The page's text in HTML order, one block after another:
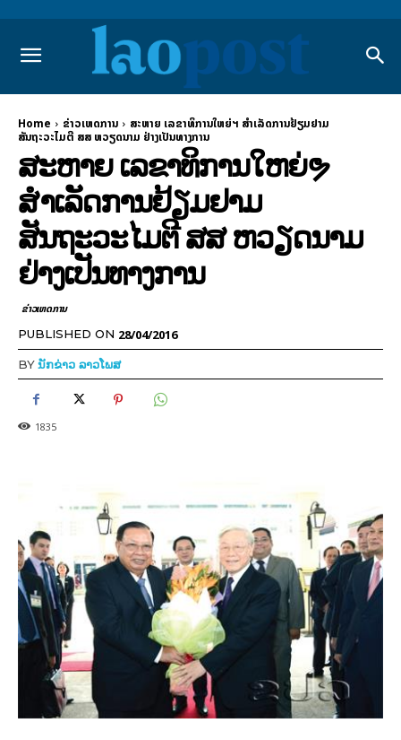
Home ຂ່າວເຫດການ
ສະຫາຍ ເລຂາທິການໃຫຍ່ຯ ສຳເລັດການຢ້ຽມຢາມ
ສັນຖະວະໄມຕີ ສສ ຫວຽດນາມ ຢ່າງເປັນທາງການ
ສະຫາຍ ເລຂາທິການໃຫຍ່ຯ
ສຳເລັດການຢ້ຽມຢາມ
ສັນຖະວະໄມຕີ ສສ ຫວຽດນາມ
ຢ່າງເປັນທາງການ
ຂ່າວເຫດການ
PUBLISHED ON 28/04/2016
BYນັກຂ່າວ ລາວໂພສ
1835